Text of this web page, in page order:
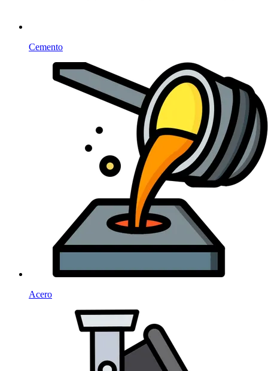
Cemento
Acero